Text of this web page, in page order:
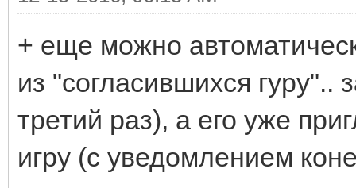
+ еще можно
из "согласившихся гуру"..
третий раз), а его уже
игру (с уведомлением